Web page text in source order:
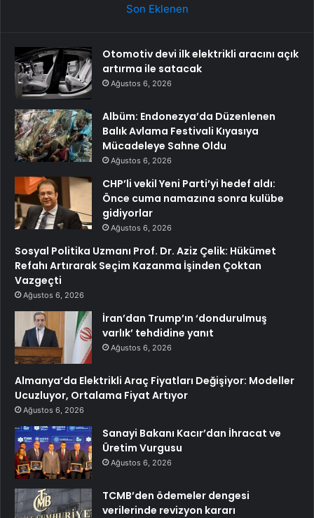
Son Eklenen
Otomotiv devi ilk elektrikli aracını açık
artırma ile satacak
Ağustos 6, 2026
Albüm: Endonezya’da Düzenlenen
Balık Avlama Festivali Kıyasıya
Mücadeleye Sahne Oldu
Ağustos 6, 2026
CHP’li vekil Yeni Parti’yi hedef aldı:
Önce cuma namazına sonra kulübe
gidiyorlar
Ağustos 6, 2026
Sosyal Politika Uzmanı Prof. Dr. Aziz Çelik: Hükümet
Refahı Artırarak Seçim Kazanma İşinden Çoktan
Vazgeçti
Ağustos 6, 2026
İran’dan Trump’ın ‘dondurulmuş
varlık’ tehdidine yanıt
Ağustos 6, 2026
Almanya’da Elektrikli Araç Fiyatları Değişiyor: Modeller
Ucuzluyor, Ortalama Fiyat Artıyor
Ağustos 6, 2026
Sanayi Bakanı Kacır’dan İhracat ve
Üretim Vurgusu
Ağustos 6, 2026
TCMB’den ödemeler dengesi
verilerinde revizyon kararı